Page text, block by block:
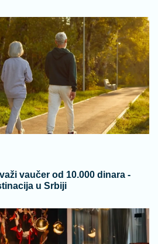
vaučer od 10.000 dinara -
u Srbiji